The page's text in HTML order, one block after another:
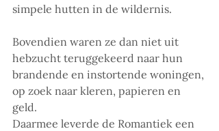
simpele hutten in de wildernis.
Bovendien waren ze dan niet uit
hebzucht teruggekeerd naar hun
brandende en instortende woningen,
op zoek naar kleren, papieren en
geld.
Daarmee leverde de Romantiek een